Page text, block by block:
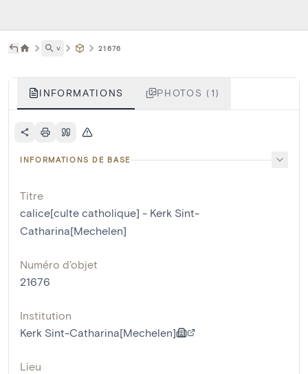
˅ 21676
INFORMATIONS PHOTOS (1)
INFORMATIONS DE BASE
Titre
calice[culte catholique] - Kerk Sint-
Catharina[Mechelen]
Numéro d'objet
21676
Institution
Kerk Sint-Catharina[Mechelen]
Lieu